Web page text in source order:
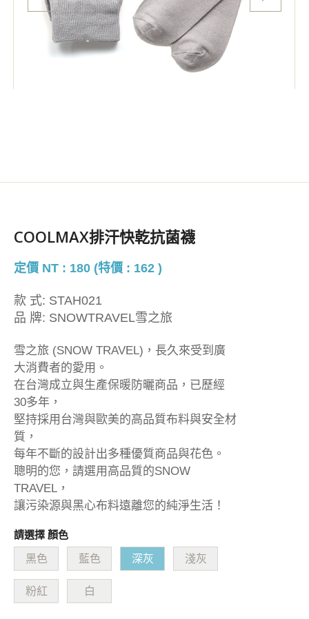
COOLMAX排汗快乾抗菌襪
定價 NT : 180 (特價 : 162 )
款 式: STAH021
品 牌: SNOWTRAVEL雪之旅
雪之旅 (SNOW TRAVEL)，長久來受到廣
大消費者的愛用。
在台灣成立與生產保暖防曬商品，已歷經
30多年，
堅持採用台灣與歐美的高品質布料與安全材
質，
每年不斷的設計出多種優質商品與花色。
聰明的您，請選用高品質的SNOW
TRAVEL，
讓污染源與黑心布料遠離您的純淨生活！
請選擇 顏色
黑色 藍色 深灰 淺灰
粉紅 白